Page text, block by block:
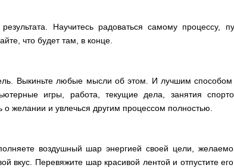
Научитесь радоваться самому процессу,
что будет там, в конце.
Выкиньте любые мысли об этом. И лучшим способом
игры, работа, текущие дела, занятия
о желании и увлечься другим процессом полностью.
воздушный шар энергией своей цели,
вкус. Перевяжите шар красивой лентой и отпустите